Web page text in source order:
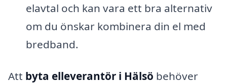
elavtal och kan vara ett bra alternativ
om du önskar kombinera din el med
bredband.
Att byta elleverantör i Hälsö behöver